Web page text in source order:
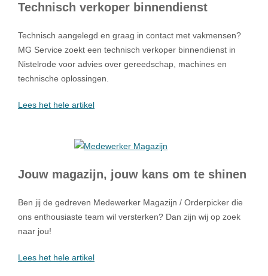
Technisch verkoper binnendienst
Technisch aangelegd en graag in contact met vakmensen?
MG Service zoekt een technisch verkoper binnendienst in
Nistelrode voor advies over gereedschap, machines en
technische oplossingen.
Lees het hele artikel
Jouw magazijn, jouw kans om te shinen
Ben jij de gedreven Medewerker Magazijn / Orderpicker die
ons enthousiaste team wil versterken? Dan zijn wij op zoek
naar jou!
Lees het hele artikel